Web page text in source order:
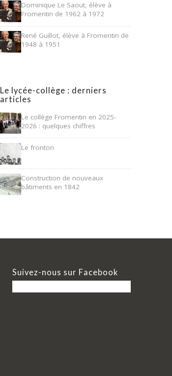
Dominique Le Saout, élève à
Fromentin de 1962 à 1972
René Guillot, élève à Fromentin de
1948 à 1951
Le lycée-collège : derniers
articles
Le collège Fromentin en 2025-
2026 : quelques chiffres
Le fronton
Construction de nouveaux
bâtiments en 1842
Suivez-nous sur Facebook